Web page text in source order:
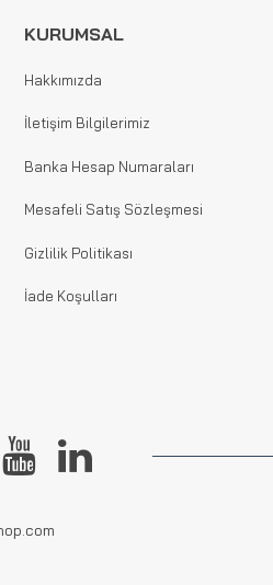
KURUMSAL
Hakkımızda
İletişim Bilgilerimiz
Banka Hesap Numaraları
Mesafeli Satış Sözleşmesi
Gizlilik Politikası
İade Koşulları